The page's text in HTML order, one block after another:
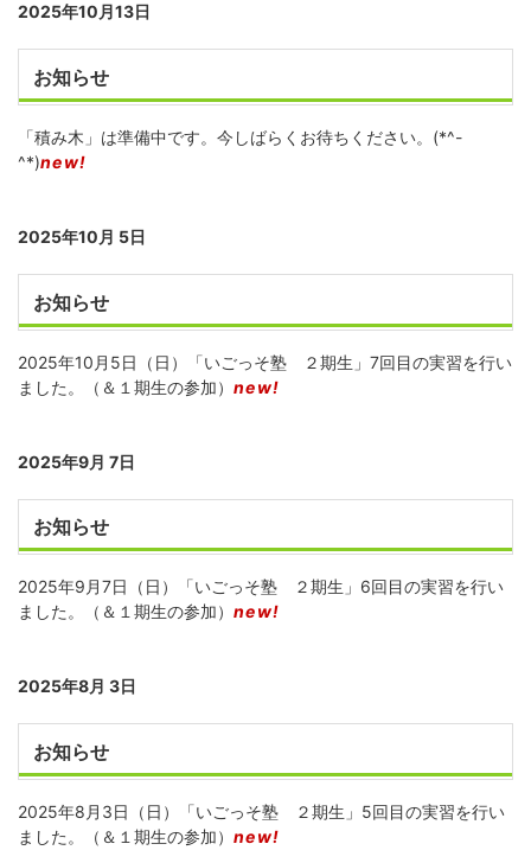
2025年10月13日
お知らせ
「積み木」は準備中です。今しばらくお待ちください。(*^-
^*)new!
2025年10月 5日
お知らせ
2025年10月5日（日）「いごっそ塾 ２期生」7回目の実習を行い
ました。（＆１期生の参加） new!
2025年9月 7日
お知らせ
2025年9月7日（日）「いごっそ塾 ２期生」6回目の実習を行い
ました。（＆１期生の参加） new!
2025年8月 3日
お知らせ
2025年8月3日（日）「いごっそ塾 ２期生」5回目の実習を行い
ました。（＆１期生の参加） new!